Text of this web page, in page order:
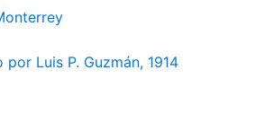
Luis P. Guzmán, 1914